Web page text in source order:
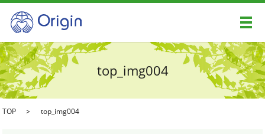
メ
top_img004
TOP top_img004